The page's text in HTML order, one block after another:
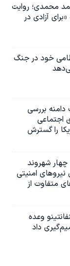
محمدی؛ روایت
آزادی در
خود در جنگ
دامنه بررسی
را گسترش
شهروند
نیروهای امنیتی
متفاوت از
وعده
داد